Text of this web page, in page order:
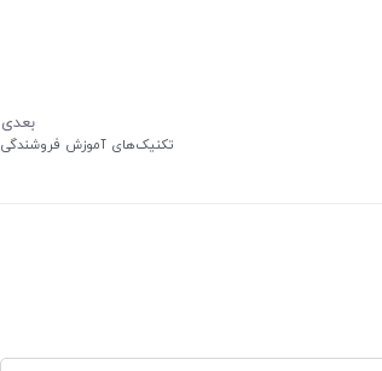
بعدی
تکنیک‌های آموزش فروشندگی